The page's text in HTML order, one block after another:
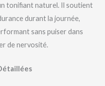
tonifiant naturel. Il soutient
durant la journée,
sans puiser dans
de nervosité.